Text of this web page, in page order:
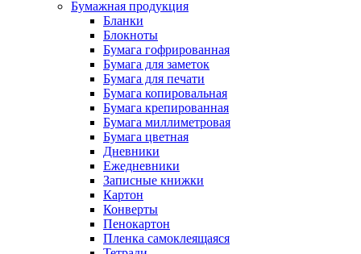
Бумажная продукция
Бланки
Блокноты
Бумага гофрированная
Бумага для заметок
Бумага для печати
Бумага копировальная
Бумага крепированная
Бумага миллиметровая
Бумага цветная
Дневники
Ежедневники
Записные книжки
Картон
Конверты
Пенокартон
Пленка самоклеящаяся